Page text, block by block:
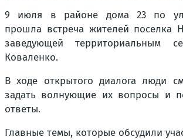
9 июля в районе дома 23 по
прошла встреча жителей поселка
заведующей территориальным
Коваленко.
В ходе открытого диалога люди
задать волнующие их вопросы и
ответы.
Главные темы, которые обсудили